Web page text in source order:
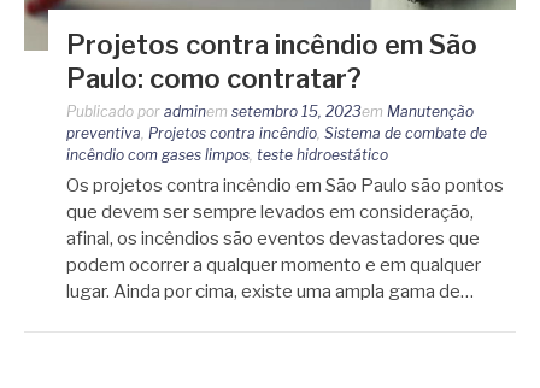
Projetos contra incêndio em São
Paulo: como contratar?
Publicado por adminem setembro 15, 2023em Manutenção
preventiva Projetos contra incêndio Sistema de combate de
incêndio com gases limpos teste hidroestático
Os projetos contra incêndio em São Paulo são pontos
que devem ser sempre levados em consideração,
afinal, os incêndios são eventos devastadores que
podem ocorrer a qualquer momento e em qualquer
lugar. Ainda por cima, existe uma ampla gama de…